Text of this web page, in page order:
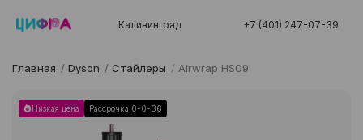
Калининград +7 (401) 247-07-39
Главная / Dyson / Стайлеры / Airwrap HS09
Низкая цена Рассрочка 0-0-36